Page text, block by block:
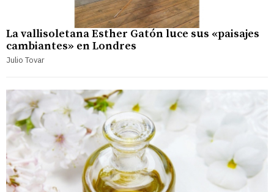
La vallisoletana Esther Gatón luce sus «paisajes
cambiantes» en Londres
Julio Tovar